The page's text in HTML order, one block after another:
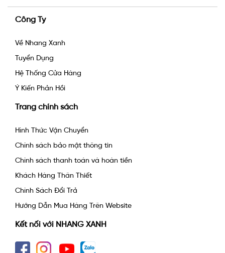
Công Ty
Về Nhang Xanh
Tuyển Dụng
Hệ Thống Cửa Hàng
Ý Kiến Phản Hồi
Trang chính sách
Hình Thức Vận Chuyển
Chính sách bảo mật thông tin
Chính sách thanh toán và hoàn tiền
Khách Hàng Thân Thiết
Chính Sách Đổi Trả
Hướng Dẫn Mua Hàng Trên Website
Kết nối với NHANG XANH